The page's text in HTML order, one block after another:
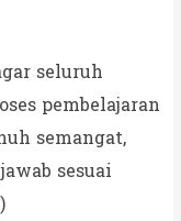
seluruh
pembelajaran
semangat,
sesuai